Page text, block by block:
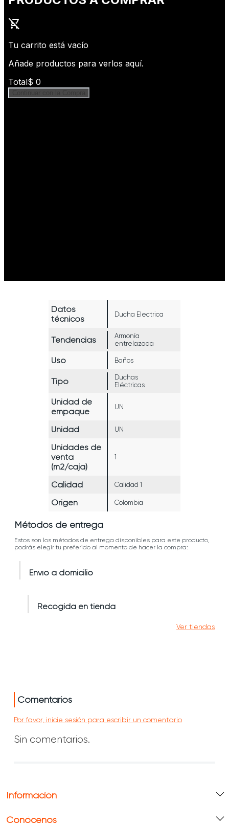
Datos
técnicos
Ducha Electrica
Tendencias
Armonía
entrelazada
Uso Baños
Tipo
Duchas
Eléctricas
Unidad de
empaque
UN
Unidad UN
Unidades de
venta
(m2/caja)
1
Calidad Calidad 1
Origen Colombia
Métodos de entrega
Estos son los métodos de entrega disponibles para este producto,
podrás elegir tu preferido al momento de hacer la compra:
Envío a domicilio
Recogida en tienda
Ver tiendas
Comentarios
Por favor, inicie sesión para escribir un comentario
Sin comentarios.
Información
Conócenos